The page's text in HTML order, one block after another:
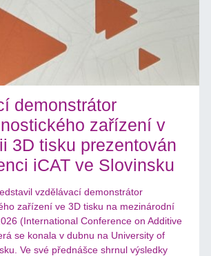
demonstrátor
zařízení v
3D tisku prezentován
iCAT ve Slovinsku
vzdělávací demonstrátor
zařízení ve 3D tisku na mezinárodní
(International Conference on Additive
se konala v dubnu na University of
Ve své přednášce shrnul výsledky